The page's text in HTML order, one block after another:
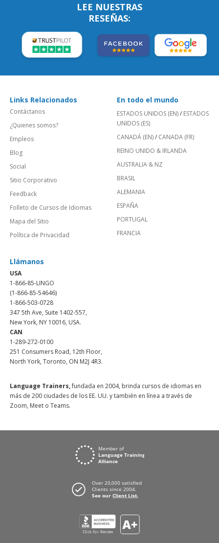
LEE NUESTRAS
RESEÑAS:
Links Relacionados
Contáctanos
¿Quienes somos?
Empleos
Blog
Social
Sitio Corporativo
Feedback
Folleto de Cursos de Idiomas
Mapa del Sitio
Política de Privacidad
En todo el mundo
ESTADOS UNIDOS (EN)/ ESTADOS
UNIDOS (ES)
CANADÁ (EN)/ CANADA (FR)
REINO UNIDO & IRLANDA
AUSTRALIA & NZ
BRASIL
ALEMANIA
ESPAÑA
PORTUGAL
FRANCIA
Llámanos
USA
1-866-85-LINGO
(1-866-85-54646)
1-866-503-0728
347 5th Ave, Suite 1402-557,
New York, NY 10016, USA.
CAN
1-289-272-0100
251 Consumers Road, 12th Floor,
North York, Toronto, ON M2J 4R3.
Language Trainers,fundada en 2004, brinda cursos de idiomas en
más de 200 ciudades de los EE. UU. y también en línea a través de
Zoom, Meet o Teams.